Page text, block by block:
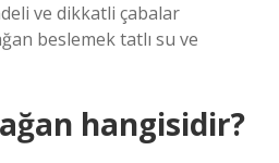
ve dikkatli çabalar
beslemek tatlı su ve
hangisidir?